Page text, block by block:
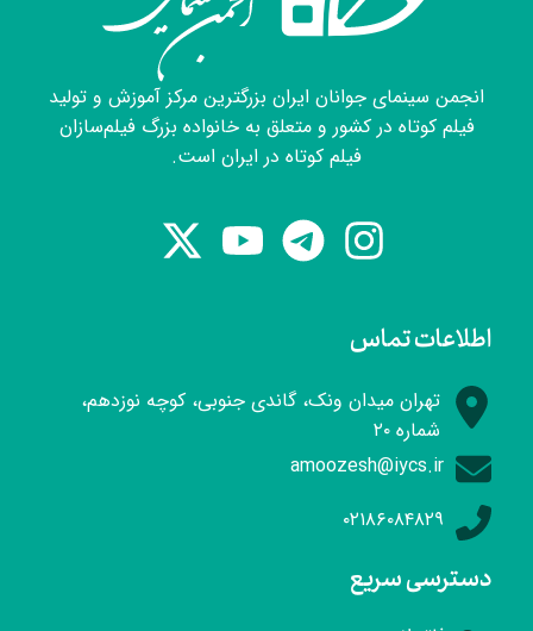
اطلاعات تماس
تهران میدان ونک، گاندی جنوبی، کوچه نوزدهم،
شماره ۲۰
amoozesh@iycs.ir
۰۲۱۸۶۰۸۴۸۲۹
انجمن سینمای جوانان ایران بزرگترین مرکز آموزش و تولید
فیلم کوتاه در کشور و متعلق به خانواده بزرگ فیلم‌سازان
فیلم کوتاه در ایران است.
دسترسی سریع